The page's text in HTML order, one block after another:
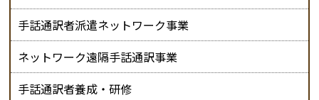
手話通訳者派遣ネットワーク事業
ネットワーク遠隔手話通訳事業
手話通訳者養成・研修